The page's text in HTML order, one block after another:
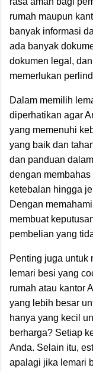
rumah maupun
banyak informasi
ada banyak
dokumen legal,
memerlukan
Dalam memilih
diperhatikan agar
yang memenuhi
yang baik dan
dan panduan
dengan
ketebalan hingga
Dengan
membuat
pembelian yang
Penting juga untuk
lemari besi yang
rumah atau kantor
yang lebih besar
hanya yang kecil
berharga? Setiap
Anda. Selain itu,
apalagi jika lemari